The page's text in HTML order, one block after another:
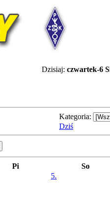
Dzisiaj: czwartek-6
Kategoria:
Dziś
Pi So
5.